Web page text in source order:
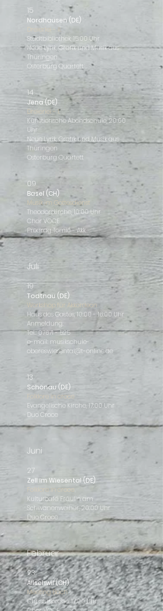
15
Nordhausen (DE)
Dreierlei - II.
Stadtbibliothek, 15:00 Uhr
Neue Lyrik, Grafik und Musik aus
Thüringen
Osterburg Quartett
14
Jena (DE)
Dreierlei - I.
Künstlerische Abendschule, 20:00
Uhr
Neue Lyrik, Grafik und Musik aus
Thüringen
Osterburg Quartett
09
Basel (CH)
Musik im Gottesdienst
Theodorskirche, 10:00 Uhr
Chor VOCE
Predrag Tomić - Akk
Juli
19
Todtnau (DE)
Workshop für Akkordeon
Haus des Gastes, 10:00 - 16:00 Uhr
Anmeldung:
Tel.:07671 - 525
e-mail: musikschule-
obereswiesental@t-online.de
13
Schönau (DE)
Folklore in croce
Evangelische Kirche, 17:00 Uhr
Duo Croce
Juni
27
Zell im Wiesental (DE)
Folklore in croce
Kulturcafé Fräulin am
Schwanenweiher, 20:00 Uhr
Duo Croce
Februar
23
Allschwil (CH)
Meeting Bach
Christuskirche, 17:00 Uhr